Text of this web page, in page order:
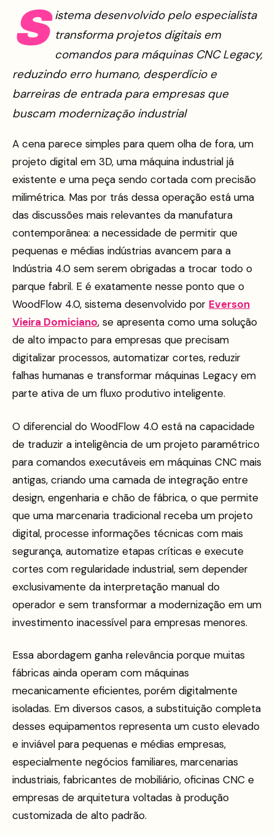
S istema desenvolvido pelo especialista
transforma projetos digitais em
comandos para máquinas CNC Legacy,
reduzindo erro humano, desperdício e
barreiras de entrada para empresas que
buscam modernização industrial
A cena parece simples para quem olha de fora, um
projeto digital em 3D, uma máquina industrial já
existente e uma peça sendo cortada com precisão
milimétrica. Mas por trás dessa operação está uma
das discussões mais relevantes da manufatura
contemporânea: a necessidade de permitir que
pequenas e médias indústrias avancem para a
Indústria 4.0 sem serem obrigadas a trocar todo o
parque fabril. E é exatamente nesse ponto que o
WoodFlow 4.0, sistema desenvolvido por Everson
Vieira Domiciano, se apresenta como uma solução
de alto impacto para empresas que precisam
digitalizar processos, automatizar cortes, reduzir
falhas humanas e transformar máquinas Legacy em
parte ativa de um fluxo produtivo inteligente.
O diferencial do WoodFlow 4.0 está na capacidade
de traduzir a inteligência de um projeto paramétrico
para comandos executáveis em máquinas CNC mais
antigas, criando uma camada de integração entre
design, engenharia e chão de fábrica, o que permite
que uma marcenaria tradicional receba um projeto
digital, processe informações técnicas com mais
segurança, automatize etapas críticas e execute
cortes com regularidade industrial, sem depender
exclusivamente da interpretação manual do
operador e sem transformar a modernização em um
investimento inacessível para empresas menores.
Essa abordagem ganha relevância porque muitas
fábricas ainda operam com máquinas
mecanicamente eficientes, porém digitalmente
isoladas. Em diversos casos, a substituição completa
desses equipamentos representa um custo elevado
e inviável para pequenas e médias empresas,
especialmente negócios familiares, marcenarias
industriais, fabricantes de mobiliário, oficinas CNC e
empresas de arquitetura voltadas à produção
customizada de alto padrão.